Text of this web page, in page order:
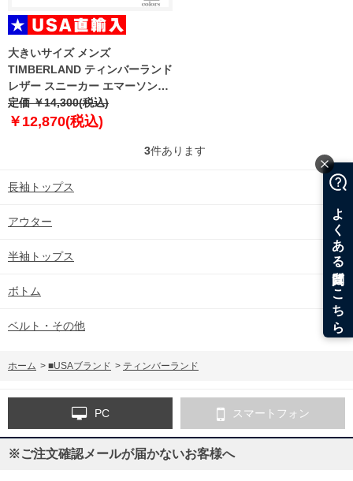
大きいサイズ メンズ
TIMBERLAND ティンバーランド
レザー スニーカー エマーソンス
トリートロー USA直輸入 a6bvj-
em2
定価 ￥14,300(税込)
￥12,870(税込)
3件あります
長袖トップス
アウター
半袖トップス
ボトム
ベルト・その他
ホーム > ■USAブランド > ティンバーランド
PC スマートフォン
※ご注文確認メールが届かないお客様へ